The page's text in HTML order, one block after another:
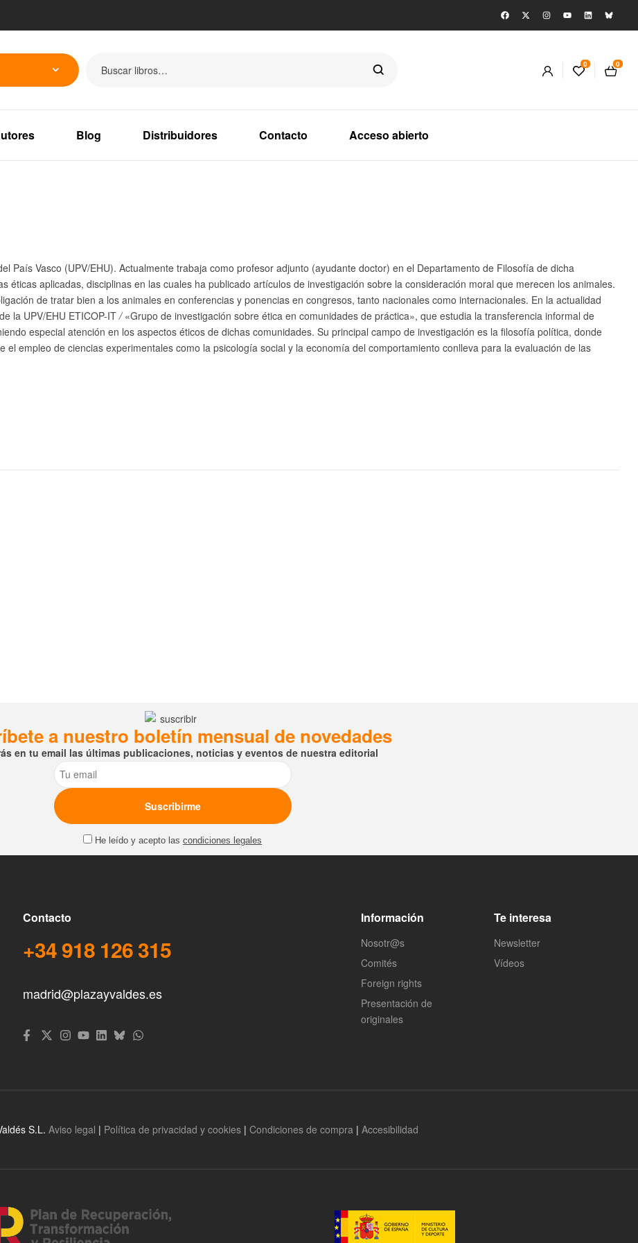
0 0
Blog Distribuidores Contacto Acceso abierto
País Vasco (UPV/EHU). Actualmente trabaja como profesor adjunto (ayudante doctor) en el Departamento de Filosofía de dicha
éticas aplicadas, disciplinas en las cuales ha publicado artículos de investigación sobre la consideración moral que merecen los animales.
de tratar bien a los animales en conferencias y ponencias en congresos, tanto nacionales como internacionales. En la actualidad
la UPV/EHU ETICOP-IT/«Grupo de investigación sobre ética en comunidades de práctica», que estudia la transferencia informal de
especial atención en los aspectos éticos de dichas comunidades. Su principal campo de investigación es la filosofía política, donde
el empleo de ciencias experimentales como la psicología social y la economía del comportamiento conlleva para la evaluación de las
a nuestro boletín mensual de novedades
en tu email las últimas publicaciones, noticias y eventos de nuestra editorial
Email
He leído y acepto las condiciones legales
Contacto
+34 918 126 315
madrid@plazayvaldes.es
Información
Nosotr@s
Comités
Foreign rights
Presentación de
originales
Te interesa
Newsletter
Vídeos
S.L. Aviso legal | Política de privacidad y cookies| Condiciones de compra| Accesibilidad